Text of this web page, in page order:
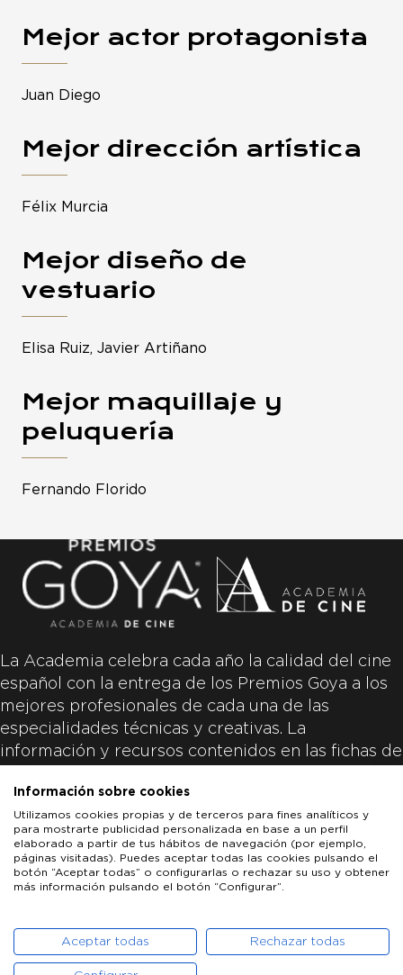
Mejor actor protagonista
Juan Diego
Mejor dirección artística
Félix Murcia
Mejor diseño de
vestuario
Elisa Ruiz, Javier Artiñano
Mejor maquillaje y
peluquería
Fernando Florido
La Academia celebra cada año la calidad del cine
español con la entrega de los Premios Goya a los
mejores profesionales de cada una de las
especialidades técnicas y creativas. La
información y recursos contenidos en las fichas de
productoras de las películas y responsabilidad
única y exclusiva de las mismas.
ACADEMIA DE CINE
PATROCINADORES PRENSA CONTACTO
Información sobre cookies
Utilizamos cookies propias y de terceros para fines analíticos y
para mostrarte publicidad personalizada en base a un perfil
elaborado a partir de tus hábitos de navegación (por ejemplo,
páginas visitadas). Puedes aceptar todas las cookies pulsando el
botón “Aceptar todas” o configurarlas o rechazar su uso y obtener
más información pulsando el botón “Configurar”.
Aceptar todas Rechazar todas